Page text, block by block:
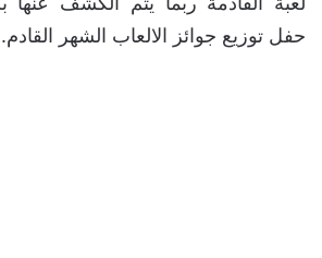
لعبة القادمة ربما يتم الكشف
حفل توزيع جوائز الالعاب الشهر القادم.